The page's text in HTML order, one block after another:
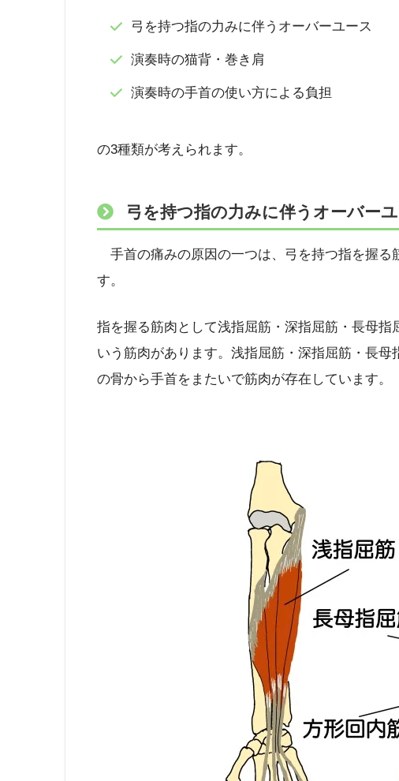
弓を持つ指の力みに伴うオーバーユース
演奏時の猫背・巻き肩
演奏時の手首の使い方による負担
の3種類が考えられます。
弓を持つ指の力みに伴うオーバー
手首の痛みの原因の一つは、弓を持つ指を握る
す。
指を握る筋肉として浅指屈筋・深指屈筋・長母
いう筋肉があります。浅指屈筋・深指屈筋・長
の骨から手首をまたいで筋肉が存在しています。